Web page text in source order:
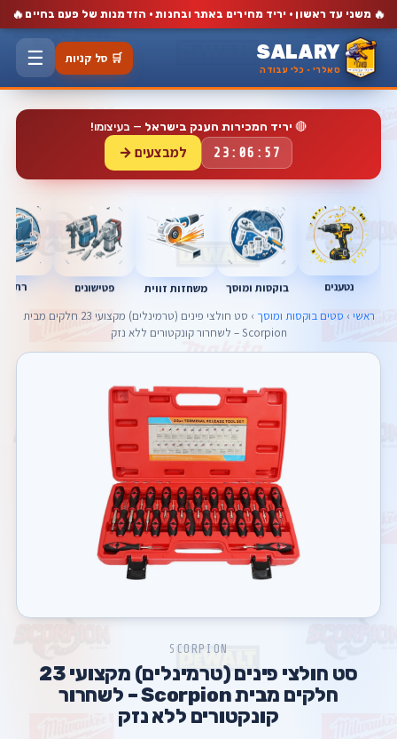
🔥 משני עד ראשון · יריד מחירים באתר ובחנות · הזדמנות של פעם בחיים 🔥
SALARY
סאלרי · כלי עבודה
🛒 סל קניות ☰
🔴 יריד המכירות הענק בישראל — בעיצומו!
23:06:57 למבצעים →
נטענים בוקסות ומוסך משחזות זווית פטישונים
ראשי › סטים בוקסות ומוסך
› סט חולצי פינים (טרמינלים) מקצועי 23 חלקים מבית
Scorpion – לשחרור קונקטורים ללא נזק
SCORPION
סט חולצי פינים (טרמינלים) מקצועי 23
חלקים מבית Scorpion – לשחרור
קונקטורים ללא נזק